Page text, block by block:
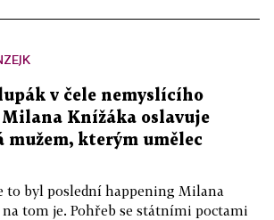
v čele nemyslícího
Milana Knížáka oslavuje
mužem, kterým umělec
to byl poslední happening Milana
tom je. Pohřeb se státními poctami